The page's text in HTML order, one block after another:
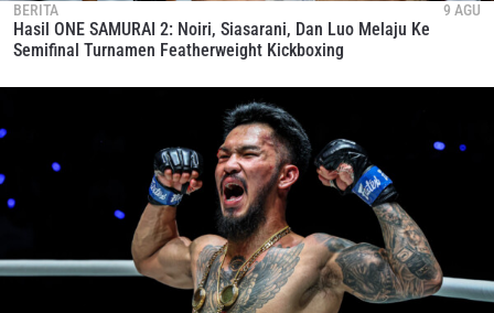
BERITA 9 AGU
Hasil ONE SAMURAI 2: Noiri, Siasarani, Dan Luo Melaju Ke
Semifinal Turnamen Featherweight Kickboxing